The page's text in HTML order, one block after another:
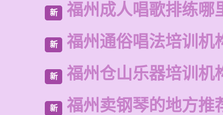
新 福州成人唱歌排练哪
新 福州通俗唱法培训机
新 福州仓山乐器培训机
新 福州卖钢琴的地方推